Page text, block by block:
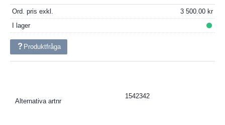
Ord. pris exkl.
3 500.00
I lager
Produktfråga
Alternativa artnr
1542342